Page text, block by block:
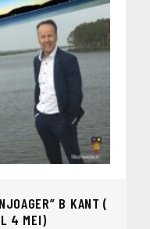
B KANT (
4 MEI)